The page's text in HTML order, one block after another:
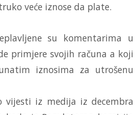
veće iznose da plate.
su komentarima u
primjere svojih računa a koji
iznosima za utrošenu
vijesti iz medija iz decembra